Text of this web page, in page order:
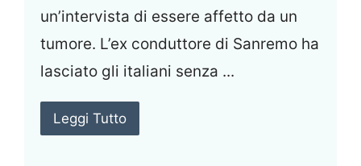
un’intervista di essere affetto da un
tumore. L’ex conduttore di Sanremo ha
lasciato gli italiani senza ...
Leggi Tutto